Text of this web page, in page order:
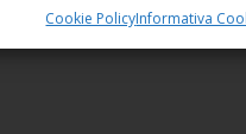
Cookie PolicyInformativa